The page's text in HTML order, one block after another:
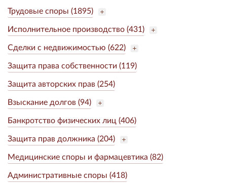
Трудовые споры (1895)
Исполнительное производство (431)
Сделки с недвижимостью (622)
Защита права собственности (119)
Защита авторских прав (254)
Взыскание долгов (94)
Банкротство физических лиц (406)
Защита прав должника (204)
Медицинские споры и фармацевтика (82)
Административные споры (418)